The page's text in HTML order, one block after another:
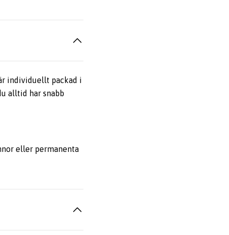
individuellt packad i
alltid har snabb
eller permanenta